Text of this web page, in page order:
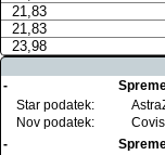
21,83
21,83
23,98
-
Star podatek:
Nov podatek:
-